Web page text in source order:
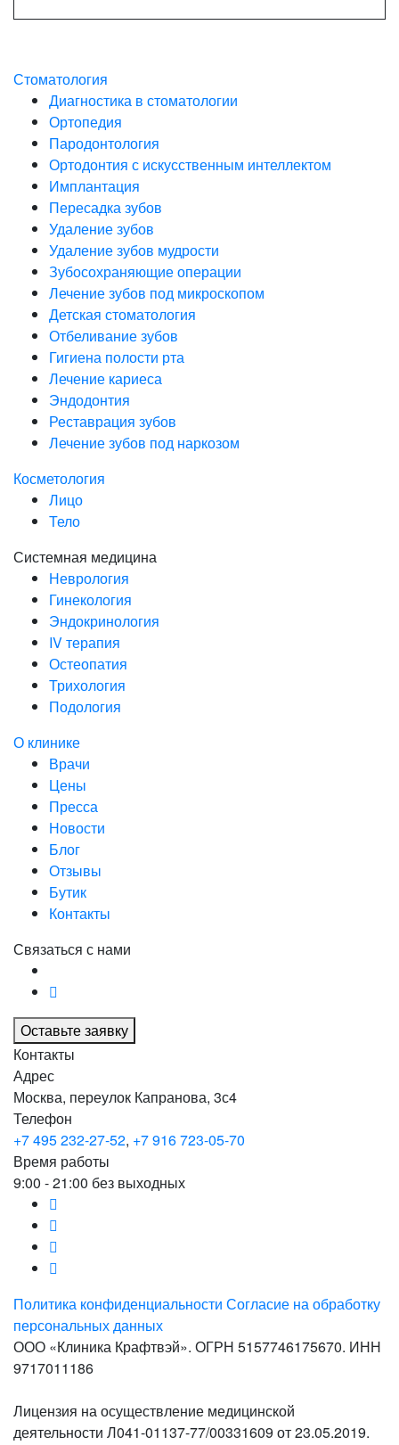
Стоматология
Диагностика в стоматологии
Ортопедия
Пародонтология
Ортодонтия с искусственным интеллектом
Имплантация
Пересадка зубов
Удаление зубов
Удаление зубов мудрости
Зубосохраняющие операции
Лечение зубов под микроскопом
Детская стоматология
Отбеливание зубов
Гигиена полости рта
Лечение кариеса
Эндодонтия
Реставрация зубов
Лечение зубов под наркозом
Косметология
Лицо
Тело
Системная медицина
Неврология
Гинекология
Эндокринология
IV терапия
Остеопатия
Трихология
Подология
О клинике
Врачи
Цены
Пресса
Новости
Блог
Отзывы
Бутик
Контакты
Связаться с нами
Оставьте заявку
Контакты
Адрес
Москва, переулок Капранова, 3с4
Телефон
+7 495 232-27-52, +7 916 723-05-70
Время работы
9:00 - 21:00 без выходных
Политика конфиденциальности Согласие на обработку
персональных данных
ООО «Клиника Крафтвэй». ОГРН 5157746175670. ИНН
9717011186
Лицензия на осуществление медицинской
деятельности Л041-01137-77/00331609 от 23.05.2019.